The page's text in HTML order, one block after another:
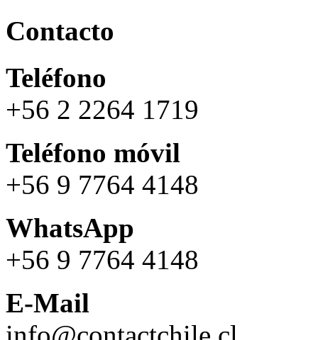
Contacto
Teléfono
+56 2 2264 1719
Teléfono móvil
+56 9 7764 4148
WhatsApp
+56 9 7764 4148
E-Mail